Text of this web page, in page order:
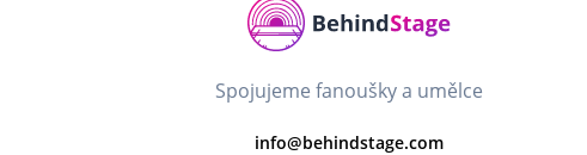
Spojujeme fanoušky a umělce
info@behindstage.com